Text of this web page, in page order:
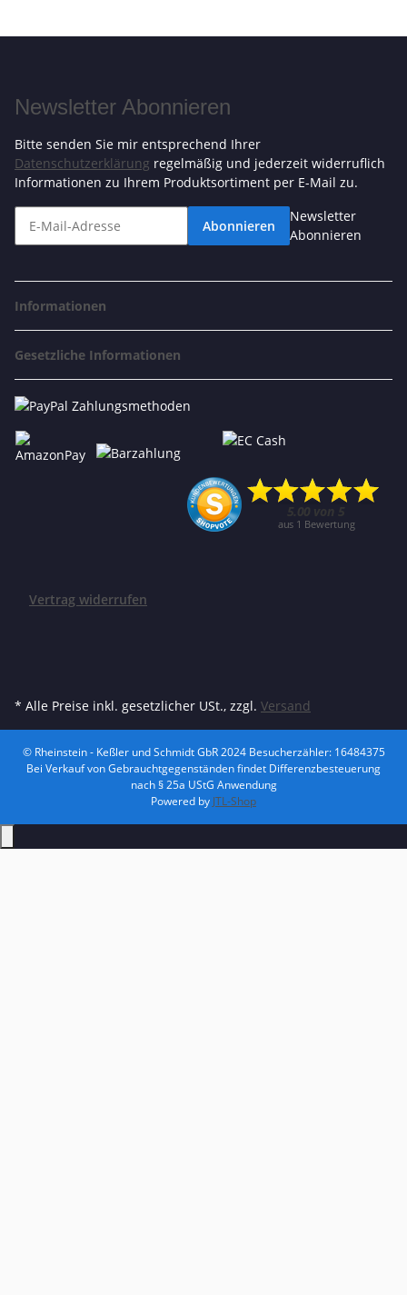
Newsletter Abonnieren
Bitte senden Sie mir entsprechend Ihrer
Datenschutzerklärung regelmäßig und jederzeit widerruflich
Informationen zu Ihrem Produktsortiment per E-Mail zu.
Abonnieren
Newsletter
Abonnieren
Informationen
Gesetzliche Informationen
Vertrag widerrufen
* Alle Preise inkl. gesetzlicher USt., zzgl. Versand
© Rheinstein - Keßler und Schmidt GbR 2024Besucherzähler: 16484375
Bei Verkauf von Gebrauchtgegenständen findet Differenzbesteuerung
nach § 25a UStG Anwendung
Powered by JTL-Shop